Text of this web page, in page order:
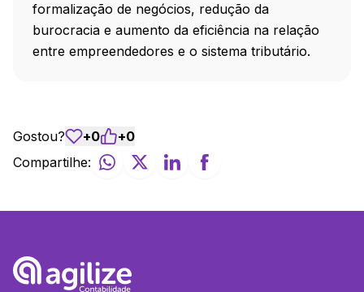
formalização de negócios, redução da
burocracia e aumento da eficiência na relação
entre empreendedores e o sistema tributário.
Gostou? +0 +0
Compartilhe: